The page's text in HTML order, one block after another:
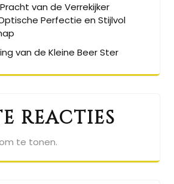
van de Verrekijker
Perfectie en Stijlvol
van de Kleine Beer Ster
reacties
te tonen.